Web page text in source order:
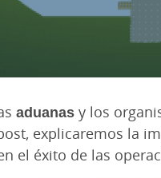
aduanas y los
explicaremos la
el éxito de las